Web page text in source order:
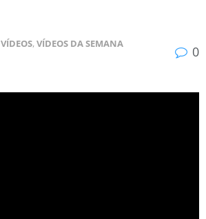
VÍDEOS,VÍDEOS DA SEMANA
0